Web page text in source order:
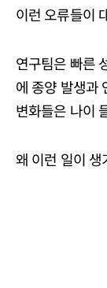
이런 오류들이
연구팀은 빠른
에 종양 발생과
변화들은 나이
왜 이런 일이 생